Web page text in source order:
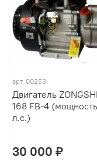
арт. 00253
Двигатель
168 FB-4
л.с.)
30 000 ₽